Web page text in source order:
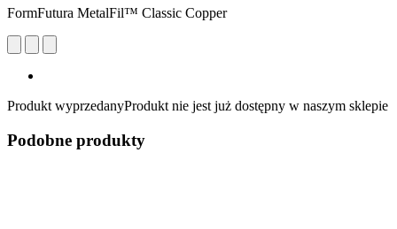
FormFutura MetalFil™ Classic Copper
Produkt wyprzedanyProdukt nie jest już dostępny w naszym sklepie
Podobne produkty